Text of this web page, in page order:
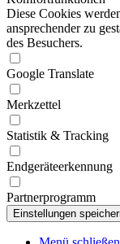
Diese Cookies
ansprechender zu
des Besuchers.
Google Translate
Merkzettel
Statistik & Tracking
Endgeräteerkennung
Partnerprogramm